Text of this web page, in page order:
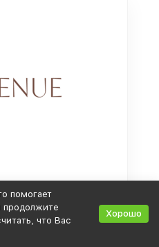
помогает
продолжите
что Вас
Хорошо